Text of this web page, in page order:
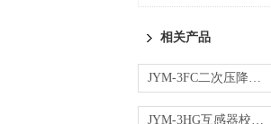
相关产品
JYM-3FC二次压降测试仪
JYM-3HG互感器校验仪